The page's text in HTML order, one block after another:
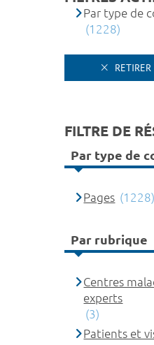
Par type de
(1228)
FILTRE DE
Par type de
Pages (1228)
Par rubrique
Centres
experts
(3)
Patients et